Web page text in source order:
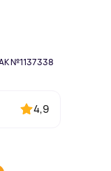
№1137338
4,9